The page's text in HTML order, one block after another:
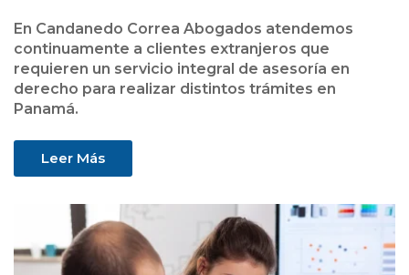
En Candanedo Correa Abogados atendemos
continuamente a clientes extranjeros que
requieren un servicio integral de asesoría en
derecho para realizar distintos trámites en
Panamá.
Leer Más